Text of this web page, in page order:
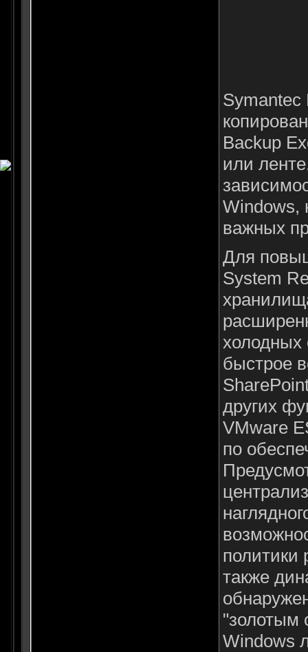
Symantec
Backup
или
Windows,
важных
Для
System
холодных
быстрое
других
VMware
по
политики
также
"золотым
Windows